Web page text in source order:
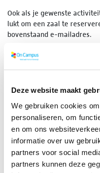
Deze website maakt
We gebruiken cookies
personaliseren, om
en om ons
informatie over uw
partners voor social
partners kunnen deze
Ook als je gewenste
lukt om een zaal te
bovenstaand e-mailadres.
Wil je graag weten hoe
reserveert? Onze
Je kan de
niet reserveren
Wil je direct